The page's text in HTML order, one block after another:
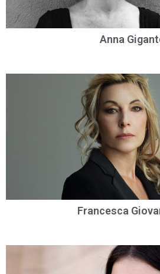
Anna
Francesca